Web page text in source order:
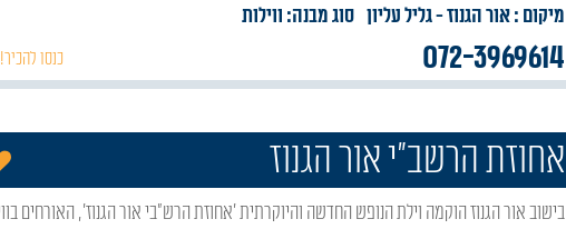
מיקום : אור הגנוז- גליל עליון סוג מבנה: ווילות
072-3969614 כנסו להכיר!
אחוזת הרשב"י אור הגנוז
בישוב אור הגנוז הוקמה וילת הנופש החדשה והיוקרתית 'אחוזת הרש"בי אור הגנוז', האורחים בווילה